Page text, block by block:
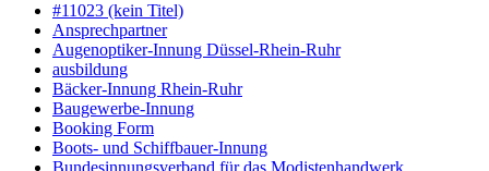
#11023 (kein Titel)
Ansprechpartner
Augenoptiker-Innung Düssel-Rhein-Ruhr
ausbildung
Bäcker-Innung Rhein-Ruhr
Baugewerbe-Innung
Booking Form
Boots- und Schiffbauer-Innung
Bundesinnungsverband für das Modistenhandwerk